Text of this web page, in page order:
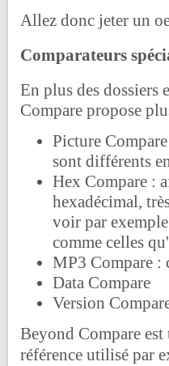
Allez donc jeter un
Comparateurs
En plus des dossiers
Compare propose
Picture
sont différents
Hex Compare :
hexadécimal,
voir par
comme celles
MP3 Compare :
Data Compare
Version
Beyond Compare
référence utilisé par